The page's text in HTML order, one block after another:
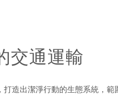
交通運輸
打造出潔淨行動的生態系統，